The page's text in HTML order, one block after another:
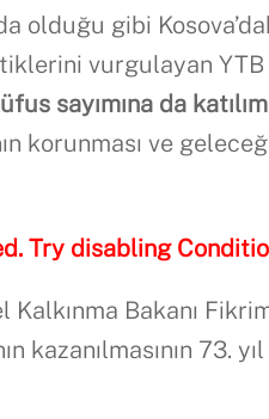
olduğu gibi
vurgulayan YTB
sayımına da
korunması ve
Try disabling
Kalkınma Bakanı
kazanılmasının 73.